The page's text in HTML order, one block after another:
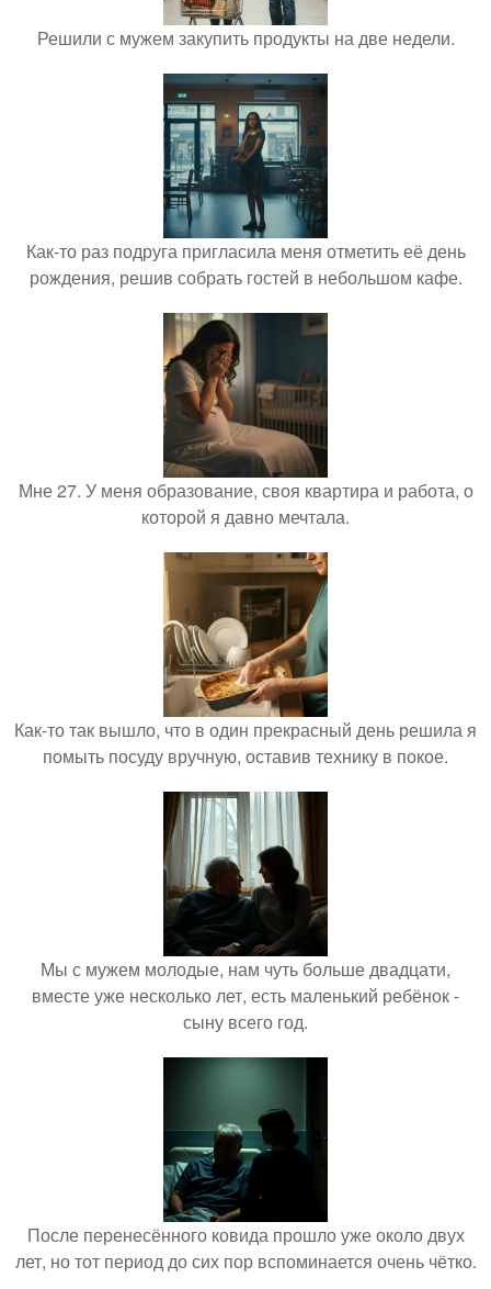
Решили с мужем закупить продукты на две недели.
Как-то раз подруга пригласила меня отметить её день
рождения, решив собрать гостей в небольшом кафе.
Мне 27. У меня образование, своя квартира и работа, о
которой я давно мечтала.
Как-то так вышло, что в один прекрасный день решила я
помыть посуду вручную, оставив технику в покое.
Мы с мужем молодые, нам чуть больше двадцати,
вместе уже несколько лет, есть маленький ребёнок -
сыну всего год.
После перенесённого ковида прошло уже около двух
лет, но тот период до сих пор вспоминается очень чётко.